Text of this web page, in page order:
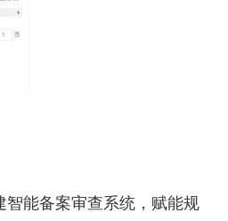
能备案审查系统，赋能规